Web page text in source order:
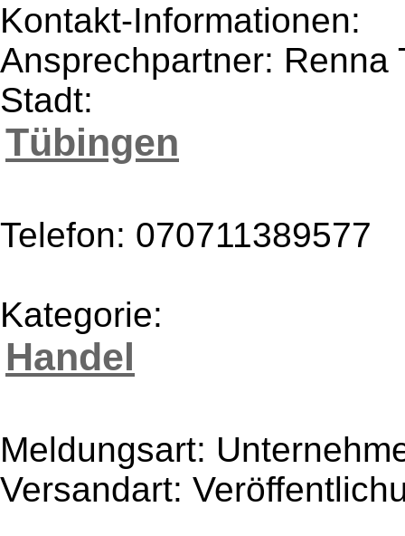
Kontakt-Informationen:
Ansprechpartner: Renna
Stadt:
Tübingen
Telefon: 070711389577
Kategorie:
Handel
Meldungsart:
Versandart: